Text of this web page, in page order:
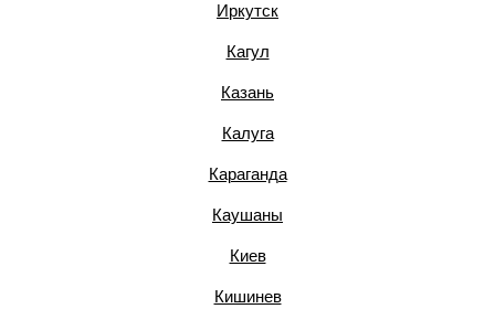
Иркутск
Кагул
Казань
Калуга
Караганда
Каушаны
Киев
Кишинев